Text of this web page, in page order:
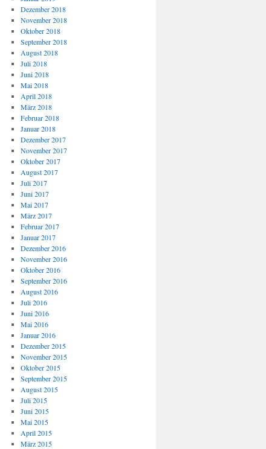
Dezember 2018
November 2018
Oktober 2018
September 2018
August 2018
Juli 2018
Juni 2018
Mai 2018
April 2018
März 2018
Februar 2018
Januar 2018
Dezember 2017
November 2017
Oktober 2017
August 2017
Juli 2017
Juni 2017
Mai 2017
März 2017
Februar 2017
Januar 2017
Dezember 2016
November 2016
Oktober 2016
September 2016
August 2016
Juli 2016
Juni 2016
Mai 2016
Januar 2016
Dezember 2015
November 2015
Oktober 2015
September 2015
August 2015
Juli 2015
Juni 2015
Mai 2015
April 2015
März 2015